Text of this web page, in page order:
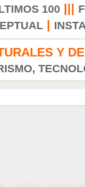
100|||
Y